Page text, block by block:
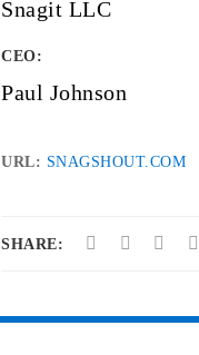
Snagit LLC
CEO:
Paul Johnson
URL: SNAGSHOUT.COM
SHARE: